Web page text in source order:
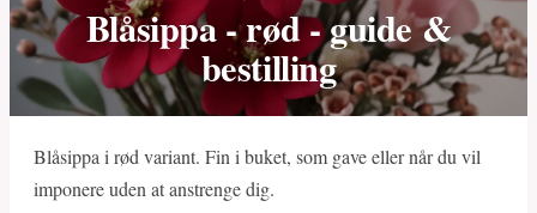
Blåsippa - rød - guide &
bestilling
Blåsippa i rød variant. Fin i buket, som gave eller når du vil
imponere uden at anstrenge dig.